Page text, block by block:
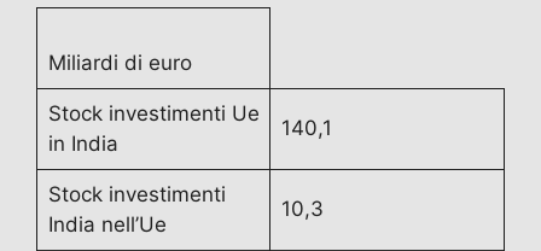
Miliardi di euro
Stock investimenti Ue
in India
140,1
Stock investimenti
India nell’Ue
10,3